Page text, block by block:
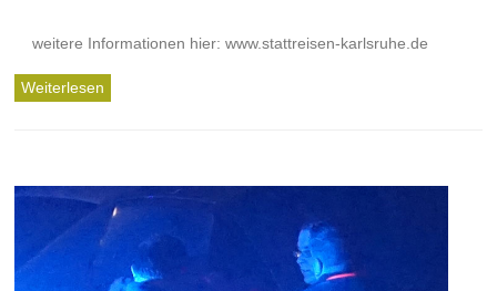
weitere Informationen hier: www.stattreisen-karlsruhe.de
Weiterlesen